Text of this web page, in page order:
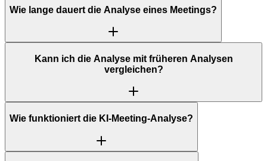
Wie lange dauert die Analyse eines Meetings?
Kann ich die Analyse mit früheren Analysen
vergleichen?
Wie funktioniert die KI-Meeting-Analyse?